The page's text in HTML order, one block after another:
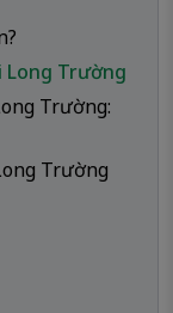
Long Trường
Trường:
Trường